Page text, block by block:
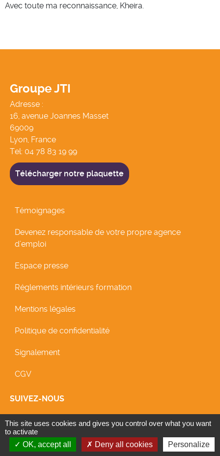
Avec toute ma reconnaissance, Kheira.
Groupe JTI
Adresse :
16, avenue Joannes Masset
69009
Lyon, France
Tel: 04 78 83 19 99
Télécharger notre plaquette
Témoignages
Devenez responsable de votre propre agence
d’emploi
Espace presse
Réglements intérieurs formation
Mentions légales
Politique de confidentialité
Signalement
CGV
SUIVEZ-NOUS
icon Facebookicon Linkedinicon Linkedin
This site uses cookies and gives you control over what you want
to activate
OK, accept all
Deny all cookies Personalize